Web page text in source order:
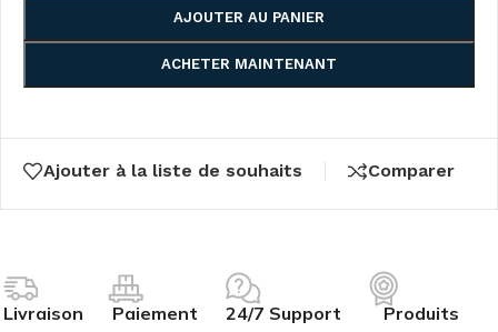
AJOUTER AU PANIER
ACHETER MAINTENANT
Ajouter à la liste de souhaits Comparer
Livraison Paiement 24/7 Support Produits